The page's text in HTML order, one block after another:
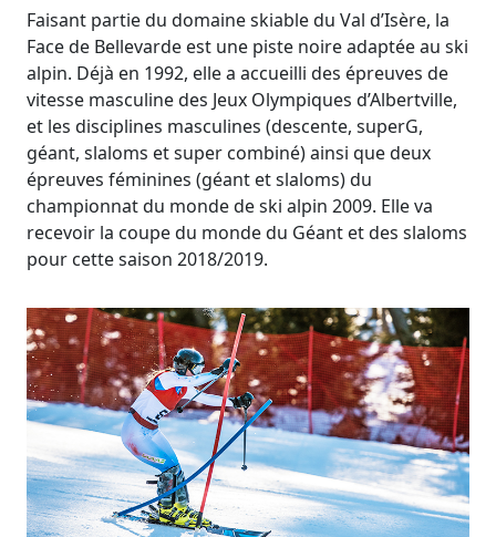
Faisant partie du domaine skiable du Val d’Isère, la
Face de Bellevarde est une piste noire adaptée au ski
alpin. Déjà en 1992, elle a accueilli des épreuves de
vitesse masculine des Jeux Olympiques d’Albertville,
et les disciplines masculines (descente, superG,
géant, slaloms et super combiné) ainsi que deux
épreuves féminines (géant et slaloms) du
championnat du monde de ski alpin 2009. Elle va
recevoir la coupe du monde du Géant et des slaloms
pour cette saison 2018/2019.